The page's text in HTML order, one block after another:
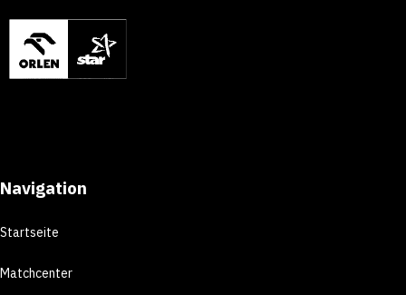
Navigation
Startseite
Matchcenter